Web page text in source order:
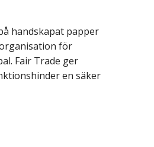
handskapat papper
för
Fair Trade ger
en säker